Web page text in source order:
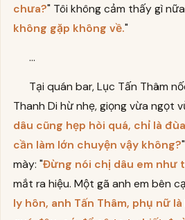
chưa?" Tôi không cảm thấy gì
không gặp không về."
...
Tại quán bar, Lục Tấn Thâm
Thanh Di hừ nhẹ, giọng vừa ngọt
dâu cũng hẹp hòi quá, chỉ là
cần làm lớn chuyện vậy không?
mày: "Đừng nói chị dâu em như
mắt ra hiệu. Một gã anh em bên
ly hôn, anh Tấn Thâm, phụ nữ